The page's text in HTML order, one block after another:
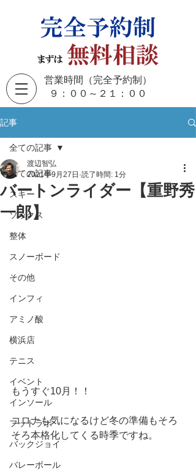
営業時間（完全予約制）
​９：００～２１：００
記事
全ての記事
スキー
ソックス
整体
スノーボード
その他
インフィ
アミノ酸
横浜店
テニス
イベント
インソール
フットラボ
バックジョイ
バレーボール
全ての記事
バートンライダー【重野秀
一郎】
渡辺智弘
2021年9月27日 読了時間: 1分
もうすぐ10月！！
コロナも気になるけど冬の準備もそろ
そろ本格化してくる時季ですね。